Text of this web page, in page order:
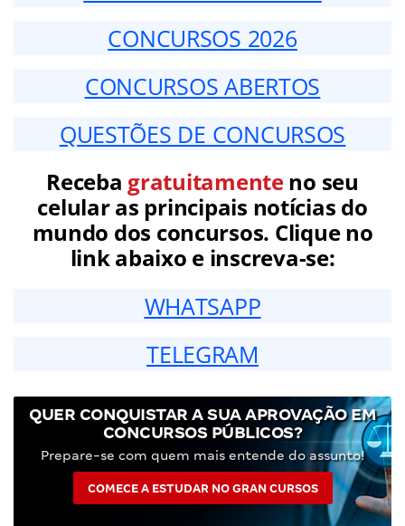
CONCURSOS 2026
CONCURSOS ABERTOS
QUESTÕES DE CONCURSOS
Receba gratuitamenteno seu
celular as principais notícias do
mundo dos concursos. Clique no
link abaixo e inscreva-se:
WHATSAPP
TELEGRAM
QUER CONQUISTAR A SUA APROVAÇÃO EM
CONCURSOS PÚBLICOS?
Prepare-se com quem mais entende do assunto!
COMECE A ESTUDAR NO GRAN CURSOS